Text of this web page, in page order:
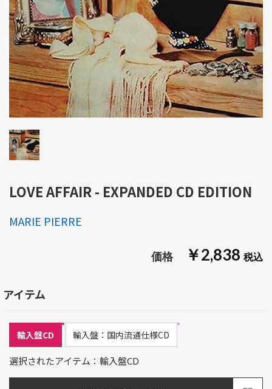
LOVE AFFAIR - EXPANDED CD EDITION
￥2,838
アイテム
輸入盤CD 輸入盤：国内流通仕様CD
選択されたアイテム：輸入盤CD
MARIE PIERRE